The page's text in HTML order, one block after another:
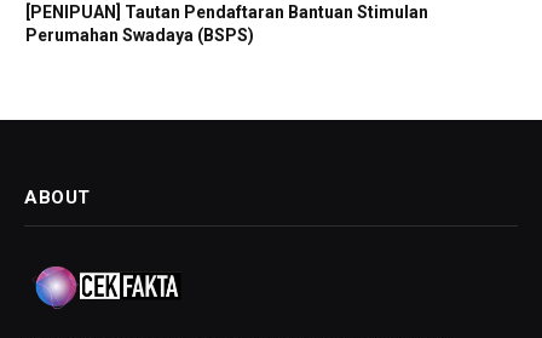
[PENIPUAN] Tautan Pendaftaran Bantuan Stimulan
Perumahan Swadaya (BSPS)
ABOUT